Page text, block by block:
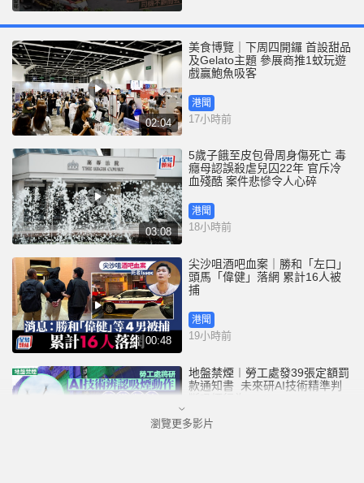
02:04
美食博覽｜下周四開鑼 首設甜品
及Gelato主題 參展商推1蚊玩遊
戲贏鮑魚吸客
港聞
17小時前
03:08
5歲子餓至皮包骨周身傷死亡 毒
癮母認誤殺虐兒囚22年 官斥冷
血殘酷 案件悲慘令人心碎
港聞
18小時前
00:48
尖沙咀酒吧血案｜勝和「左口」
頭馬「偉健」落網 累計16人被
捕
港聞
19小時前
地盤禁煙︱勞工處發39張定額罰
款通知書 未來研AI技術精準判
港聞
瀏覽更多影片